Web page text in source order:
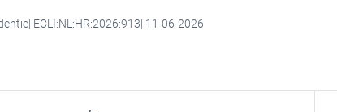
ECLI:NL:HR:2026:913| 11-06-2026